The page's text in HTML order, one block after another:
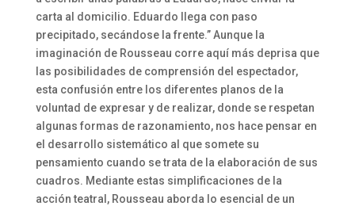
carta al domicilio. Eduardo llega con paso
precipitado, secándose la frente.” Aunque la
imaginación de Rousseau corre aquí más deprisa que
las posibilidades de comprensión del espectador,
esta confusión entre los diferentes planos de la
voluntad de expresar y de realizar, donde se respetan
algunas formas de razonamiento, nos hace pensar en
el desarrollo sistemático al que somete su
pensamiento cuando se trata de la elaboración de sus
cuadros. Mediante estas simplificaciones de la
acción teatral, Rousseau aborda lo esencial de un